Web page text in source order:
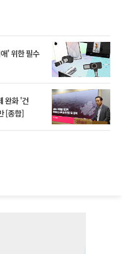
' 위한 필수
완화 '건
[종합]